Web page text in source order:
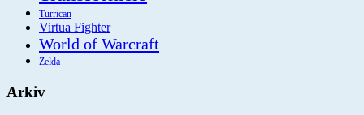
Turrican
Virtua Fighter
World of Warcraft
Zelda
Arkiv